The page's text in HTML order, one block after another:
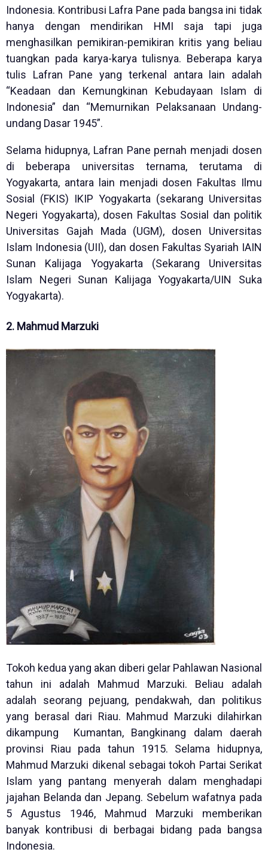
Indonesia. Kontribusi Lafra Pane pada bangsa ini tidak
hanya dengan mendirikan HMI saja tapi juga
menghasilkan pemikiran-pemikiran kritis yang beliau
tuangkan pada karya-karya tulisnya. Beberapa karya
tulis Lafran Pane yang terkenal antara lain adalah
“Keadaan dan Kemungkinan Kebudayaan Islam di
Indonesia” dan “Memurnikan Pelaksanaan Undang-
undang Dasar 1945”.
Selama hidupnya, Lafran Pane pernah menjadi dosen
di beberapa universitas ternama, terutama di
Yogyakarta, antara lain menjadi dosen Fakultas Ilmu
Sosial (FKIS) IKIP Yogyakarta (sekarang Universitas
Negeri Yogyakarta), dosen Fakultas Sosial dan politik
Universitas Gajah Mada (UGM), dosen Universitas
Islam Indonesia (UII), dan dosen Fakultas Syariah IAIN
Sunan Kalijaga Yogyakarta (Sekarang Universitas
Islam Negeri Sunan Kalijaga Yogyakarta/UIN Suka
Yogyakarta).
2. Mahmud Marzuki
Tokoh kedua yang akan diberi gelar Pahlawan Nasional
tahun ini adalah Mahmud Marzuki. Beliau adalah
adalah seorang pejuang, pendakwah, dan politikus
yang berasal dari Riau. Mahmud Marzuki dilahirkan
dikampung Kumantan, Bangkinang dalam daerah
provinsi Riau pada tahun 1915. Selama hidupnya,
Mahmud Marzuki dikenal sebagai tokoh Partai Serikat
Islam yang pantang menyerah dalam menghadapi
jajahan Belanda dan Jepang. Sebelum wafatnya pada
5 Agustus 1946, Mahmud Marzuki memberikan
banyak kontribusi di berbagai bidang pada bangsa
Indonesia.